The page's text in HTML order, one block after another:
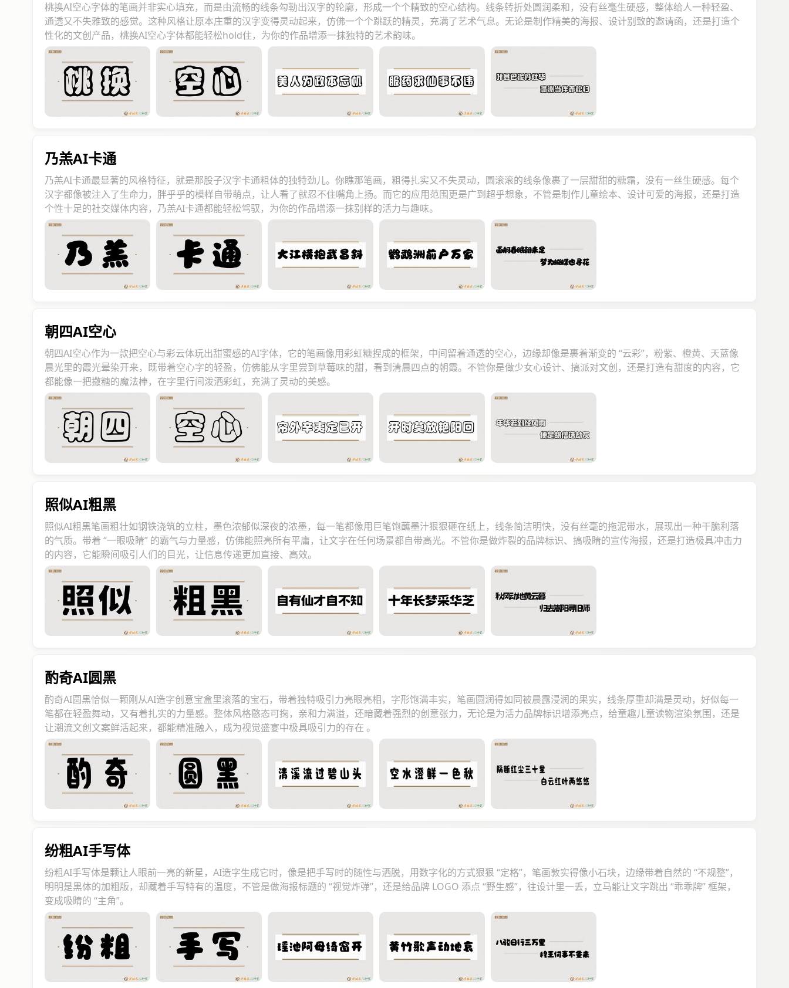
桃换AI空心字体的笔画并非实心填充，而是由流畅的线条勾勒出汉字的轮廓，形成一个个精致的空心结构。线条转折处圆润柔和，没有丝毫生硬感，整体给人一种轻盈、
通透又不失雅致的感觉。这种风格让原本庄重的汉字变得灵动起来，仿佛一个个跳跃的精灵，充满了艺术气息。无论是制作精美的海报、设计别致的邀请函，还是打造个
性化的文创产品，桃换AI空心字体都能轻松hold住，为你的作品增添一抹独特的艺术韵味。
乃羔AI卡通
乃羔AI卡通最显著的风格特征，就是那股子汉字卡通粗体的独特劲儿。你瞧那笔画，粗得扎实又不失灵动，圆滚滚的线条像裹了一层甜甜的糖霜，没有一丝生硬感。每个
汉字都像被注入了生命力，胖乎乎的模样自带萌点，让人看了就忍不住嘴角上扬。而它的应用范围更是广到超乎想象，不管是制作儿童绘本、设计可爱的海报，还是打造
个性十足的社交媒体内容，乃羔AI卡通都能轻松驾驭，为你的作品增添一抹别样的活力与趣味。
朝四AI空心
朝四AI空心作为一款把空心与彩云体玩出甜蜜感的AI字体，它的笔画像用彩虹糖捏成的框架，中间留着通透的空心，边缘却像是裹着渐变的 “云彩”，粉紫、橙黄、天蓝像
晨光里的霞光晕染开来，既带着空心字的轻盈，仿佛能从字里尝到草莓味的甜，看到清晨四点的朝霞。不管你是做少女心设计、搞派对文创，还是打造有甜度的内容，它
都能像一把撒糖的魔法棒，在字里行间泼洒彩虹，充满了灵动的美感。
照似AI粗黑
照似AI粗黑笔画粗壮如钢铁浇筑的立柱，墨色浓郁似深夜的浓墨，每一笔都像用巨笔饱蘸墨汁狠狠砸在纸上，线条简洁明快，没有丝毫的拖泥带水，展现出一种干脆利落
的气质。带着 “一眼吸睛” 的霸气与力量感，仿佛能照亮所有平庸，让文字在任何场景都自带高光。不管你是做炸裂的品牌标识、搞吸睛的宣传海报，还是打造极具冲击力
的内容，它能瞬间吸引人们的目光，让信息传递更加直接、高效。
酌奇AI圆黑
酌奇AI圆黑恰似一颗刚从AI造字创意宝盒里滚落的宝石，带着独特吸引力亮眼亮相，字形饱满丰实，笔画圆润得如同被晨露浸润的果实，线条厚重却满是灵动，好似每一
笔都在轻盈舞动，又有着扎实的力量感。整体风格憨态可掬，亲和力满溢，还暗藏着强烈的创意张力，无论是为活力品牌标识增添亮点，给童趣儿童读物渲染氛围，还是
让潮流文创文案鲜活起来，都能精准融入，成为视觉盛宴中极具吸引力的存在 。
纷粗AI手写体
纷粗AI手写体是颗让人眼前一亮的新星，AI造字生成它时，像是把手写时的随性与洒脱，用数字化的方式狠狠 “定格”，笔画敦实得像小石块，边缘带着自然的 “不规整”，
明明是黑体的加粗版，却藏着手写特有的温度，不管是做海报标题的 “视觉炸弹”，还是给品牌 LOGO 添点 “野生感”，往设计里一丢，立马能让文字跳出 “乖乖牌” 框架，
变成吸睛的 “主角”。